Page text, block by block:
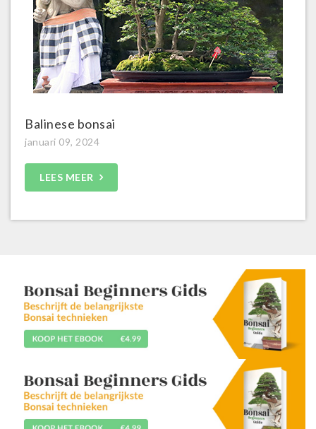
Balinese bonsai
januari 09, 2024
LEES MEER